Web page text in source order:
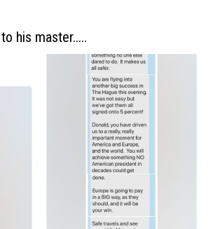
his master.....